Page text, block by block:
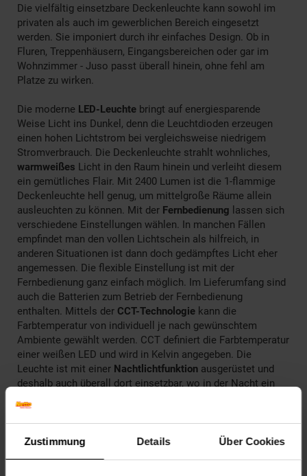
Zustimmung Details Über Cookies
Die vielfältig einsetzbare Deckenleuchte kann sowohl im
privaten als auch im gewerblichen Bereich eingesetzt
werden. Sie imponiert durch ihr einfaches Design. Ob in
Fluren, Treppenhäusern, Eingangsbereichen oder gar im
Wohnzimmer - Juso passt überall hinein, ohne fehl am
Platze zu wirken.
Die moderne LED-Leuchte bringt auf energiesparende
Weise Licht ins Dunkel, denn die Leuchtdioden erzeugen
einen hohen Lichtstrom bei vergleichsweise niedrigem
Stromverbrauch. Die Deckenleuchte strahlt wohnliches,
warmweißes Licht in den Raum hinein und verleiht diesem
ein gemütliches Flair. Mit 2400 Lumen ist die 1-flammige
Deckenleuchte hell genug, um mittelgroße Räume allein
ausleuchten zu können. Mit der Fernbedienung lassen sich
verschiedene Einstellungen wählen. In manchen Fällen
empfindet man den vollen Lichtschein als hilfreich, in
anderen Situationen ist dann doch gedämpftes Licht eher
angemessen. Die flexible Einstellung ist mit der
Fernbedienung ganz einfach möglich. Im Lieferumfang sind
auch die Batterien zum Betrieb der Fernbedienung
enthalten. Mittels der CCT-Technologie kann die
Farbtemperatur von individuell je nach gewünschtem
Ambiente gewählt werden. CCT definiert die Farbtemperatur
einer weißen LED und wird in Kelvin angegeben. Die
Leuchte ist mit einer Nachtlichtfunktion ausgerüstet und
deshalb auch überall dort einsetzbar, wo in der Nacht ein
Installationsmaterial liegt der Leuchte bei. Du kannst direkt
starten.
Über Fernbedienung steuerbar
Helligkeit stufenlos dimmbar